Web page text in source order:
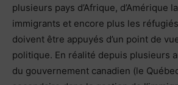
plusieurs pays d’Afrique, d’Amérique
immigrants et encore plus les
doivent être appuyés d’un point de
politique. En réalité depuis plusieurs
du gouvernement canadien (le